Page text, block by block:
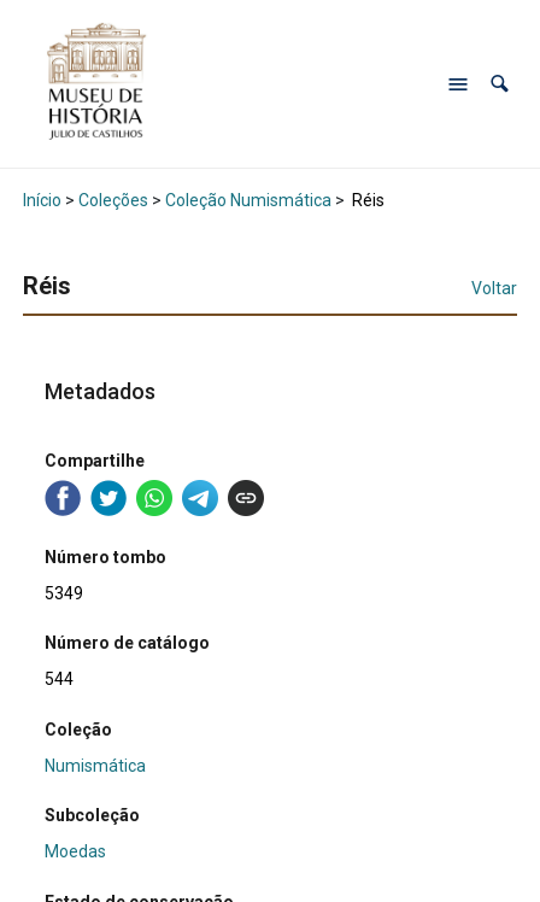
Início > Coleções > Coleção Numismática > Réis
Réis Voltar
Metadados
Compartilhe
Número tombo
5349
Número de catálogo
544
Coleção
Numismática
Subcoleção
Moedas